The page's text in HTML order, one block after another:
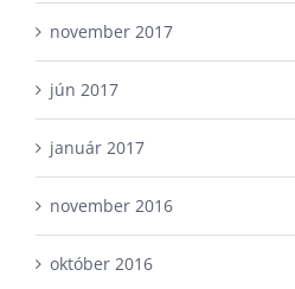
november 2017
jún 2017
január 2017
november 2016
október 2016